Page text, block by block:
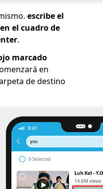
escribe el
el cuadro de
.
marcado
en
de destino